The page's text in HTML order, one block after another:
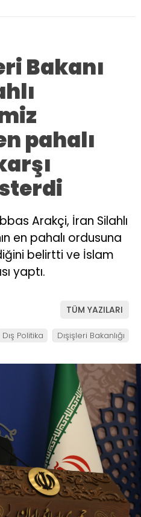
Bakanı
pahalı
Arakçi, İran Silahlı
en pahalı ordusuna
belirtti ve İslam
yaptı.
TÜM YAZILARI
Dış Politika Dışişleri Bakanlığı